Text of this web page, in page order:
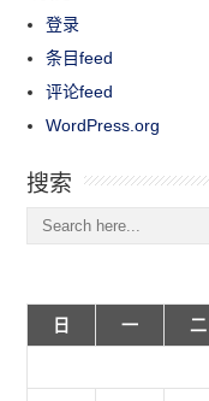
登录
条目feed
评论feed
WordPress.org
搜索
日
一 二